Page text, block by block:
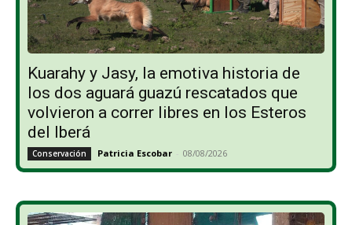
Kuarahy y Jasy, la emotiva historia de
los dos aguará guazú rescatados que
volvieron a correr libres en los Esteros
del Iberá
Conservación Patricia Escobar - 08/08/2026